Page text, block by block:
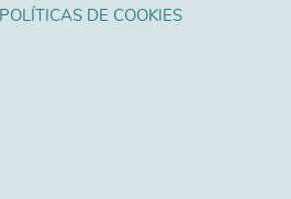
POLÍTICAS DE COOKIES